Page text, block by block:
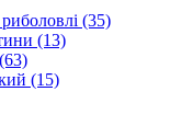
(35)
(13)
(15)